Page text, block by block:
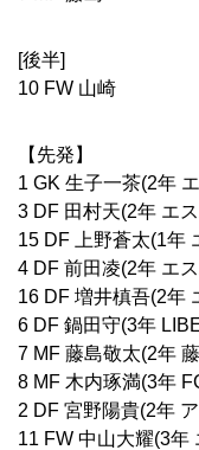
[後半]
10 FW 山崎
【先発】
1 GK 生子一茶(2年
3 DF 田村天(2年 エ
15 DF
上野蒼太(1年
4 DF 前田凌(2年 エ
16 DF 増井槙吾(2年
6 DF 鍋田守(3年
7 MF 藤島敬太(2年
8 MF 木内琢満(3年
2 DF 宮野陽貴(2年
11 FW 中山大耀(3年